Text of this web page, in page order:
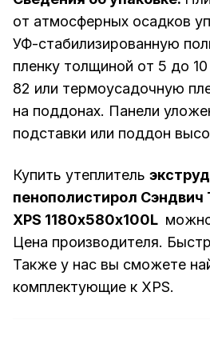
от атмосферных осадков
УФ-стабилизированную
пленку толщиной от 5 до
82 или термоусадочную
на поддонах. Панели
подставки или поддон
Купить утеплитель
пенополистирол
XPS 1180х580х100L
Цена производителя.
Также у нас вы сможете
комплектующие к XPS.